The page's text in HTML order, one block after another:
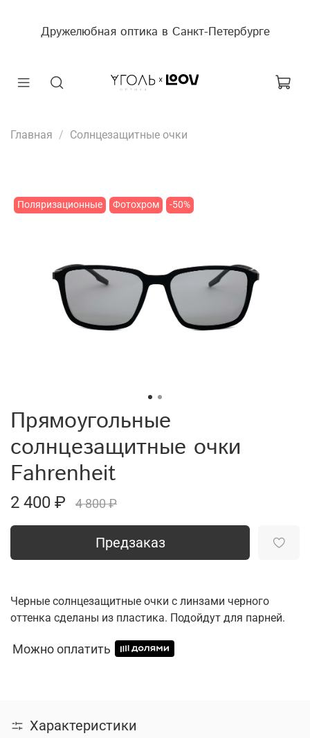
Дружелюбная оптика в Санкт-Петербурге
Главная Солнцезащитные очки
Поляризационные Фотохром -50%
Прямоугольные
солнцезащитные очки
Fahrenheit
2 400 ₽ 4 800 ₽
Предзаказ
Черные солнцезащитные очки с линзами черного
оттенка сделаны из пластика. Подойдут для парней.
Можно оплатить
Характеристики